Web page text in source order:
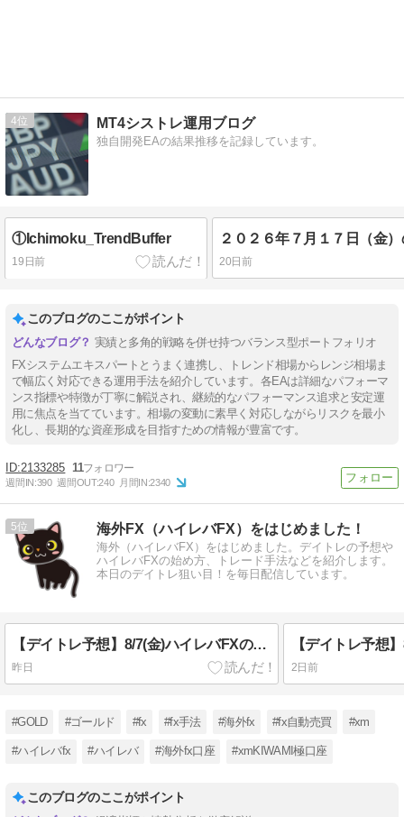
4 MT4シストレ運用ブログ
独自開発EAの結果推移を記録しています。
①Ichimoku_TrendBuffer
19日前 20日前
このブログのここがポイント
実績と多角的戦略を併せ持つバランス型ポートフォリオ
FXシステムエキスパートとうまく連携し、トレンド相場からレンジ相場ま
で幅広く対応できる運用手法を紹介しています。各EAは詳細なパフォーマ
ンス指標や特徴が丁寧に解説され、継続的なパフォーマンス追求と安定運
用に焦点を当てています。相場の変動に素早く対応しながらリスクを最小
化し、長期的な資産形成を目指すための情報が豊富です。
2133285 11
週間IN:390 週間OUT:240 月間IN:2340
5 海外FX（ハイレバFX）をはじめました！
海外（ハイレバFX）をはじめました。デイトレの予想や
ハイレバFXの始め方、トレード手法などを紹介します。
本日のデイトレ狙い目！を毎日配信しています。
【デイトレ予想】8/7(金)ハイレバFXの狙い目！
昨日 2日前
#GOLD #ゴールド #fx #fx手法 #海外fx #fx自動売買 #xm
#ハイレバfx #ハイレバ #海外fx口座 #xmKIWAMI極口座
このブログのここがポイント